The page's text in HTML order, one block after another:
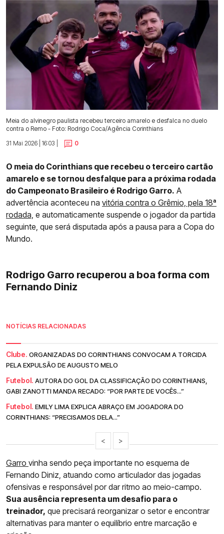
Meia do alvinegro paulista recebeu terceiro amarelo e desfalca no duelo
contra o Remo - Foto: Rodrigo Coca/Agência Corinthians
31 Mai 2026 | 16:03 |
0
O meia do Corinthians que recebeu o terceiro cartão
amarelo e se tornou desfalque para a próxima rodada
do Campeonato Brasileiro é Rodrigo Garro. A
advertência aconteceu na vitória contra o Grêmio, pela 18ª
rodada, e automaticamente suspende o jogador da partida
seguinte, que será disputada após a pausa para a Copa do
Mundo.
Rodrigo Garro recuperou a boa forma com
Fernando Diniz
NOTÍCIAS RELACIONADAS
Clube. ORGANIZADAS DO CORINTHIANS CONVOCAM A TORCIDA
PELA EXPULSÃO DE AUGUSTO MELO
Futebol. AUTORA DO GOL DA CLASSIFICAÇÃO DO CORINTHIANS,
GABI ZANOTTI MANDA RECADO: “POR PARTE DE VOCÊS...”
Futebol. EMILY LIMA EXPLICA ABRAÇO EM JOGADORA DO
CORINTHIANS: “PRECISAMOS DELA...”
< >
Garro vinha sendo peça importante no esquema de
Fernando Diniz, atuando como articulador das jogadas
ofensivas e responsável por dar ritmo ao meio-campo.
Sua ausência representa um desafio para o
treinador, que precisará reorganizar o setor e encontrar
alternativas para manter o equilíbrio entre marcação e